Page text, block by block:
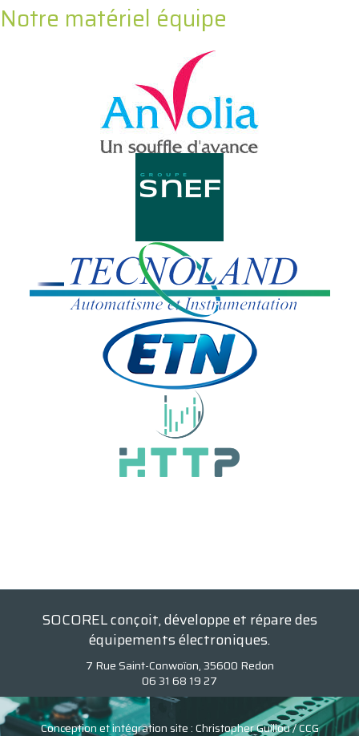
Notre matériel équipe
SOCOREL conçoit, développe et répare des
équipements électroniques.
7 Rue Saint-Conwoïon, 35600 Redon
06 31 68 19 27‬
Conception et intégration site :Christopher Guillou / CCG